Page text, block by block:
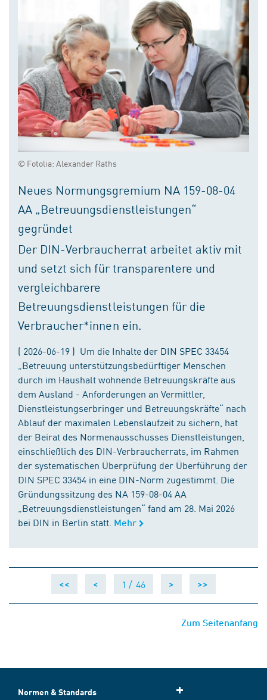
© Fotolia: Alexander Raths
Neues Normungsgremium NA 159-08-04
AA „Betreuungsdienstleistungen“
gegründet
Der DIN-Verbraucherrat arbeitet aktiv mit
und setzt sich für transparentere und
vergleichbarere
Betreuungsdienstleistungen für die
Verbraucher*innen ein.
( 2026-06-19 ) Um die Inhalte der DIN SPEC 33454
„Betreuung unterstützungsbedürftiger Menschen
durch im Haushalt wohnende Betreuungskräfte aus
dem Ausland - Anforderungen an Vermittler,
Dienstleistungserbringer und Betreuungskräfte“ nach
Ablauf der maximalen Lebenslaufzeit zu sichern, hat
der Beirat des Normenausschusses Dienstleistungen,
einschließlich des DIN-Verbraucherrats, im Rahmen
der systematischen Überprüfung der Überführung der
DIN SPEC 33454 in eine DIN-Norm zugestimmt. Die
Gründungssitzung des NA 159-08-04 AA
„Betreuungsdienstleistungen“ fand am 28. Mai 2026
bei DIN in Berlin statt. Mehr
<< < 1 / 46 > >>
Zum Seitenanfang
Normen & Standards